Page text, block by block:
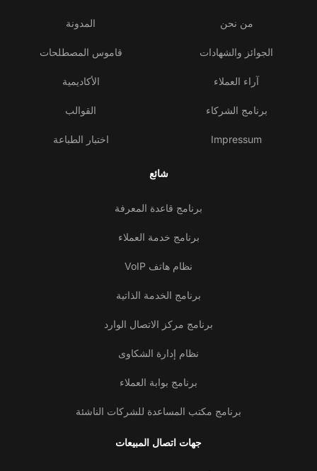
من نحن
الجوائز والشهادات
آراء العملاء
برنامج الشركاء
Impressum
المدونة
قاموس المصطلحات
الأكاديمية
القوالب
اختبار الطباعة
شائع
برنامج قاعدة المعرفة
برنامج خدمة العملاء
نظام هاتف VoIP
برنامج الخدمة الذاتية
برنامج مركز الاتصال الوارد
نظام إدارة الشكاوى
برنامج بوابة العملاء
برنامج مكتب المساعدة للشركات الناشئة
جهات اتصال المبيعات